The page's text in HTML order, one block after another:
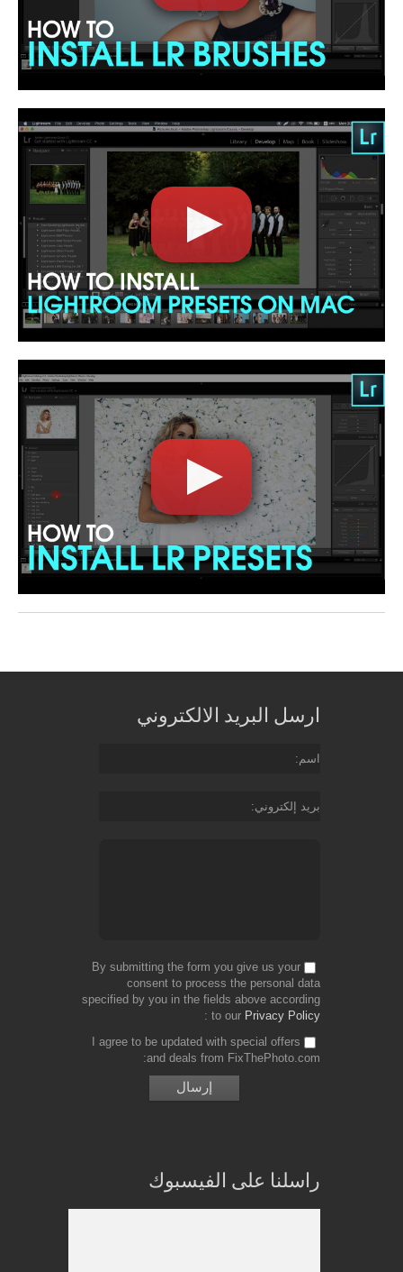
ارسل البريد الالكتروني
اسم
بريد إلكتروني
By submitting the form you give us your
consent to process the personal data
specified by you in the fields above according
to our Privacy Policy
I agree to be updated with special offers
and deals from FixThePhoto.com
راسلنا على الفيسبوك